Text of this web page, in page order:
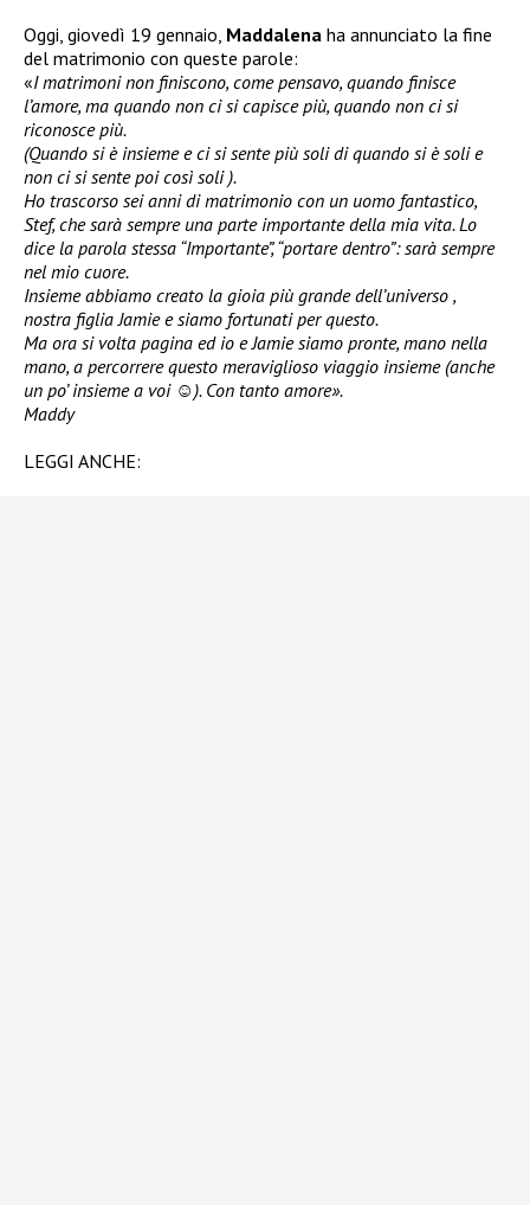
Oggi, giovedì 19 gennaio, Maddalena ha annunciato la fine
del matrimonio con queste parole:
«I matrimoni non finiscono, come pensavo, quando finisce
l’amore, ma quando non ci si capisce più, quando non ci si
riconosce più.
(Quando si è insieme e ci si sente più soli di quando si è soli e
non ci si sente poi così soli ).
Ho trascorso sei anni di matrimonio con un uomo fantastico,
Stef, che sarà sempre una parte importante della mia vita. Lo
dice la parola stessa “Importante”, “portare dentro”: sarà sempre
nel mio cuore.
Insieme abbiamo creato la gioia più grande dell’universo ,
nostra figlia Jamie e siamo fortunati per questo.
Ma ora si volta pagina ed io e Jamie siamo pronte, mano nella
mano, a percorrere questo meraviglioso viaggio insieme(anche
un po’ insieme a voi ☺️). Con tanto amore».
Maddy
LEGGI ANCHE: